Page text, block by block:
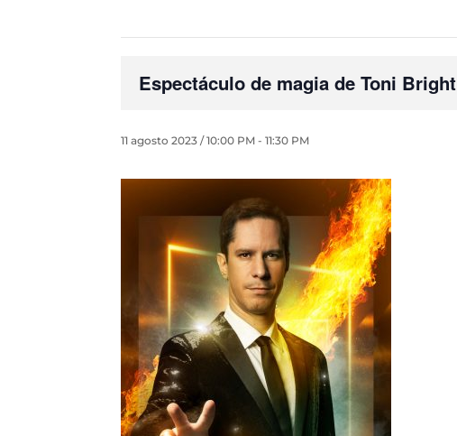
Espectáculo de magia de Toni Bright
11 agosto 2023 / 10:00 PM -11:30 PM